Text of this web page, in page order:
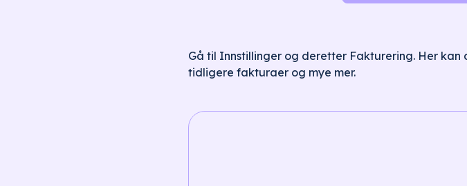
Gå til Innstillinger og deretter Fakturering. Her kan
tidligere fakturaer og mye mer.